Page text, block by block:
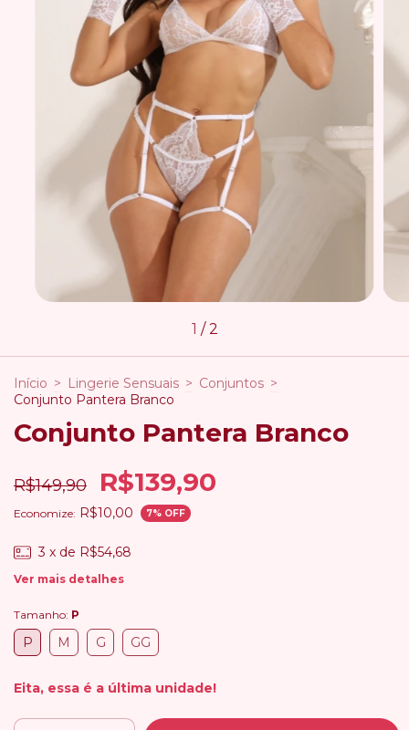
1 /2
Início > Lingerie Sensuais > Conjuntos >
Conjunto Pantera Branco
Conjunto Pantera Branco
R$149,90 R$139,90
Economize: R$10,00 7% OFF
3 x de R$54,68
Ver mais detalhes
Tamanho: P
P M G GG
Eita, essa é a última unidade!